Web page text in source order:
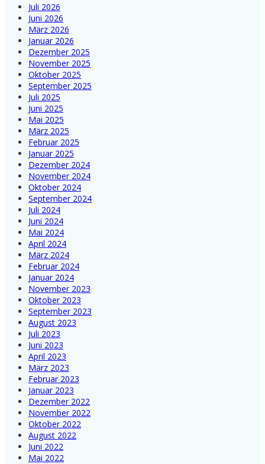
Juli 2026
Juni 2026
März 2026
Januar 2026
Dezember 2025
November 2025
Oktober 2025
September 2025
Juli 2025
Juni 2025
Mai 2025
März 2025
Februar 2025
Januar 2025
Dezember 2024
November 2024
Oktober 2024
September 2024
Juli 2024
Juni 2024
Mai 2024
April 2024
März 2024
Februar 2024
Januar 2024
November 2023
Oktober 2023
September 2023
August 2023
Juli 2023
Juni 2023
April 2023
März 2023
Februar 2023
Januar 2023
Dezember 2022
November 2022
Oktober 2022
August 2022
Juni 2022
Mai 2022